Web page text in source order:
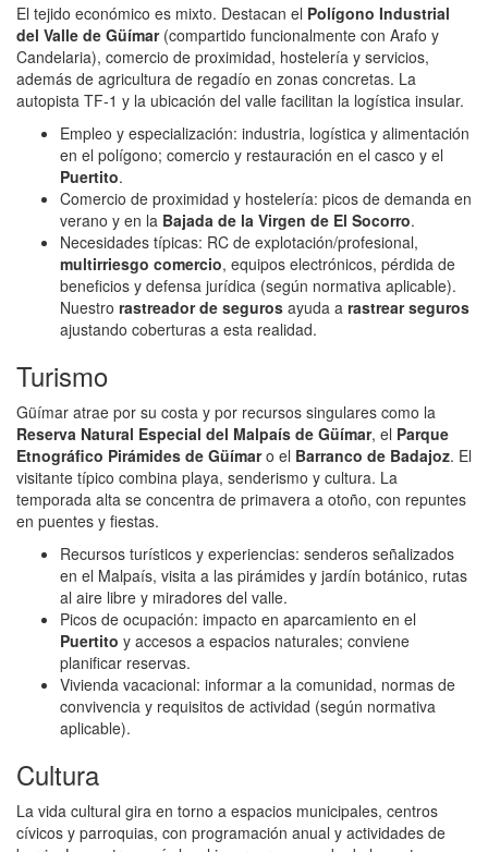
El tejido económico es mixto. Destacan el Polígono Industrial
del Valle de Güímar(compartido funcionalmente con Arafo y
Candelaria), comercio de proximidad, hostelería y servicios,
además de agricultura de regadío en zonas concretas. La
autopista TF‑1 y la ubicación del valle facilitan la logística insular.
Empleo y especialización: industria, logística y alimentación
en el polígono; comercio y restauración en el casco y el
Puertito.
Comercio de proximidad y hostelería: picos de demanda en
verano y en la Bajada de la Virgen de El Socorro.
Necesidades típicas: RC de explotación/profesional,
multirriesgo comercio, equipos electrónicos, pérdida de
beneficios y defensa jurídica (según normativa aplicable).
Nuestro rastreador de seguros ayuda a rastrear seguros
ajustando coberturas a esta realidad.
Turismo
Güímar atrae por su costa y por recursos singulares como la
Reserva Natural Especial del Malpaís de Güímar, el Parque
Etnográfico Pirámides de Güímaro el Barranco de Badajoz. El
visitante típico combina playa, senderismo y cultura. La
temporada alta se concentra de primavera a otoño, con repuntes
en puentes y fiestas.
Recursos turísticos y experiencias: senderos señalizados
en el Malpaís, visita a las pirámides y jardín botánico, rutas
al aire libre y miradores del valle.
Picos de ocupación: impacto en aparcamiento en el
Puertito y accesos a espacios naturales; conviene
planificar reservas.
Vivienda vacacional: informar a la comunidad, normas de
convivencia y requisitos de actividad (según normativa
aplicable).
Cultura
La vida cultural gira en torno a espacios municipales, centros
cívicos y parroquias, con programación anual y actividades de